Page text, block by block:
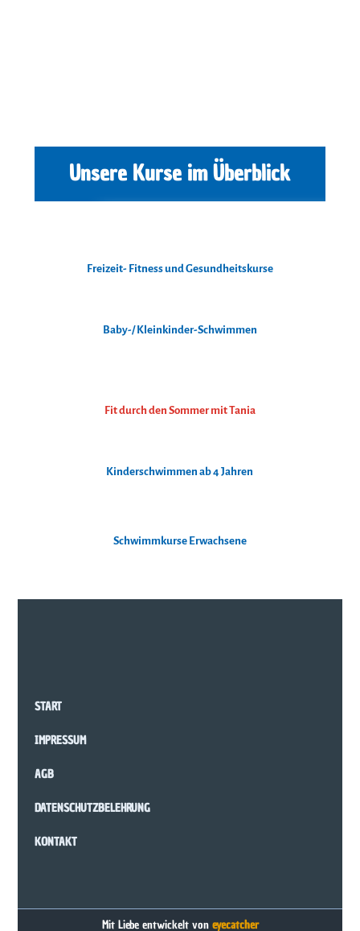
Unsere Kurse im Überblick
Freizeit- Fitness und Gesundheitskurse
Baby-/ Kleinkinder-Schwimmen
Fit durch den Sommer mit Tania
Kinderschwimmen ab 4 Jahren
Schwimmkurse Erwachsene
START
IMPRESSUM
AGB
DATENSCHUTZBELEHRUNG
KONTAKT
Mit Liebe entwickelt von eyecatcher